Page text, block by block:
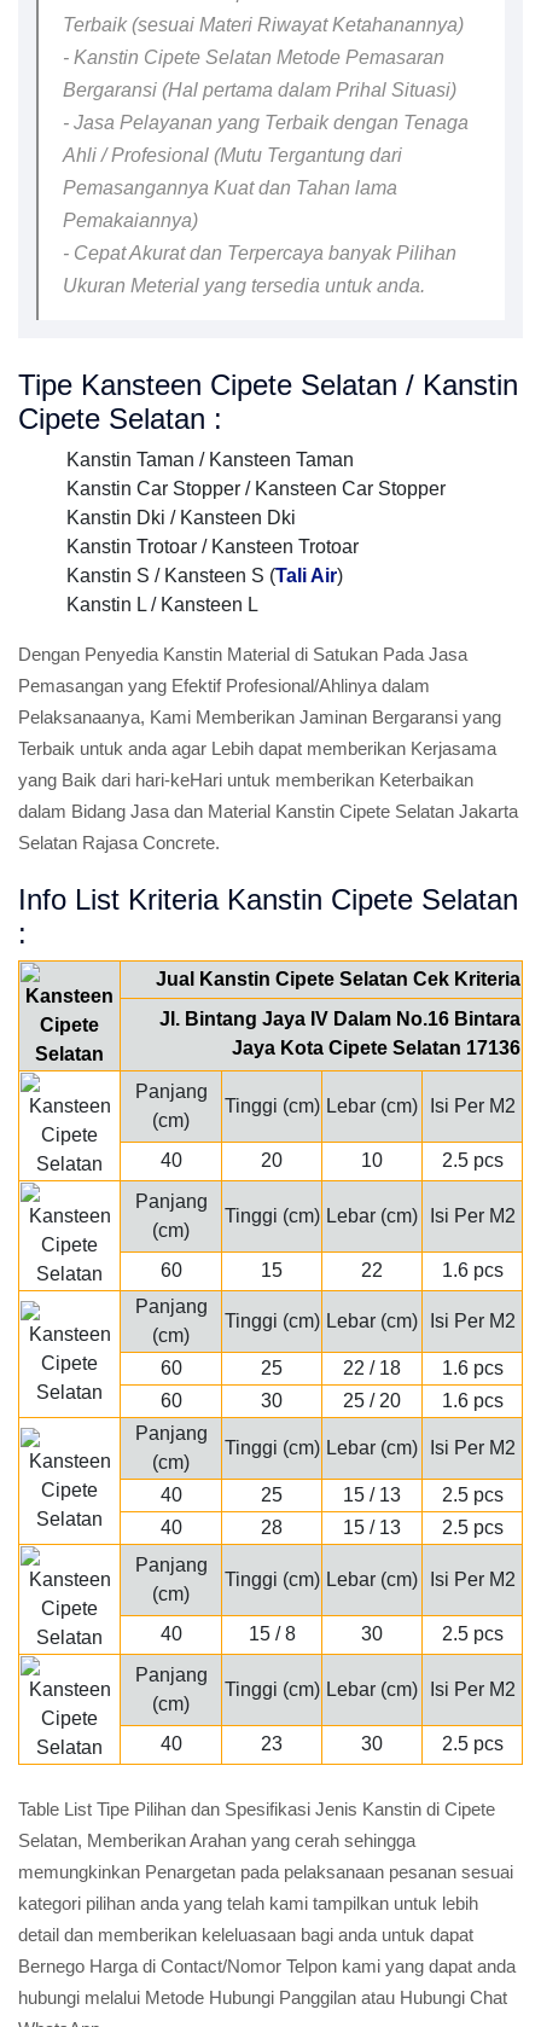
Terbaik (sesuai Materi Riwayat Ketahanannya)
- Kanstin Cipete Selatan Metode Pemasaran
Bergaransi (Hal pertama dalam Prihal Situasi)
- Jasa Pelayanan yang Terbaik dengan Tenaga
Ahli / Profesional (Mutu Tergantung dari
Pemasangannya Kuat dan Tahan lama
Pemakaiannya)
- Cepat Akurat dan Terpercaya banyak Pilihan
Ukuran Meterial yang tersedia untuk anda.
Tipe Kansteen Cipete Selatan / Kanstin
Cipete Selatan :
Kanstin Taman / Kansteen Taman
Kanstin Car Stopper / Kansteen Car Stopper
Kanstin Dki / Kansteen Dki
Kanstin Trotoar / Kansteen Trotoar
Kanstin S / Kansteen S (Tali Air)
Kanstin L / Kansteen L
Dengan Penyedia Kanstin Material di Satukan Pada Jasa
Pemasangan yang Efektif Profesional/Ahlinya dalam
Pelaksanaanya, Kami Memberikan Jaminan Bergaransi yang
Terbaik untuk anda agar Lebih dapat memberikan Kerjasama
yang Baik dari hari-keHari untuk memberikan Keterbaikan
dalam Bidang Jasa dan Material Kanstin Cipete Selatan Jakarta
Selatan Rajasa Concrete.
Info List Kriteria Kanstin Cipete Selatan
:
Jual Kanstin Cipete Selatan Cek Kriteria
Jl. Bintang Jaya IV Dalam No.16 Bintara
Jaya Kota Cipete Selatan 17136
Panjang
(cm)
Tinggi (cm) Lebar (cm) Isi Per M2
40 20 10
2.5 pcs
Panjang
(cm)
Tinggi (cm) Lebar (cm) Isi Per M2
60 15 22
1.6 pcs
Panjang
(cm)
Tinggi (cm) Lebar (cm) Isi Per M2
60 25 22 / 18
1.6 pcs
60
30 25 / 20
1.6 pcs
Panjang
(cm)
Tinggi (cm) Lebar (cm) Isi Per M2
40 25 15 / 13
2.5 pcs
40
28 15 / 13
2.5 pcs
Panjang
(cm)
Tinggi (cm) Lebar (cm) Isi Per M2
40 15 / 8 30
2.5 pcs
Panjang
(cm)
Tinggi (cm) Lebar (cm) Isi Per M2
40 23 30 2.5 pcs
Table List Tipe Pilihan dan Spesifikasi Jenis Kanstin di Cipete
Selatan, Memberikan Arahan yang cerah sehingga
memungkinkan Penargetan pada pelaksanaan pesanan sesuai
kategori pilihan anda yang telah kami tampilkan untuk lebih
detail dan memberikan keleluasaan bagi anda untuk dapat
Bernego Harga di Contact/Nomor Telpon kami yang dapat anda
hubungi melalui Metode Hubungi Panggilan atau Hubungi Chat